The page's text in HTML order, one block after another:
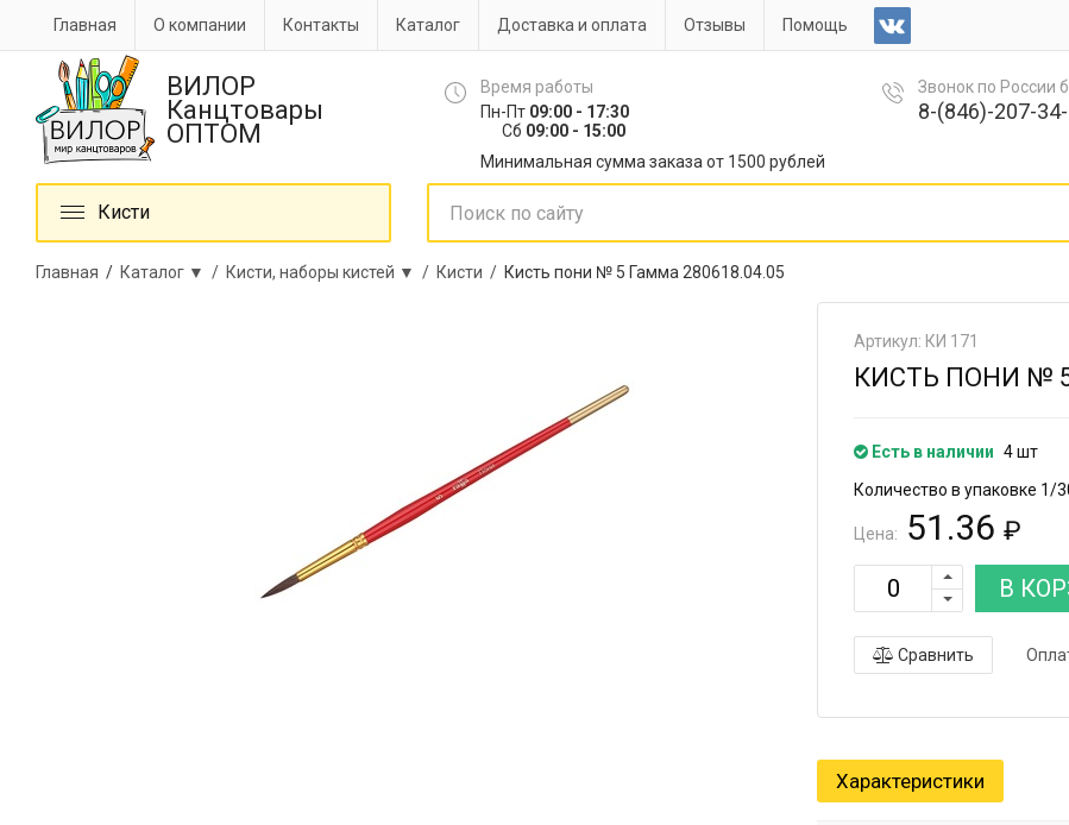
Главная О компании Контакты Каталог Доставка и оплата Отзывы Помощь
ВИЛОР
Канцтовары
ОПТОМ
Время работы
Пн-Пт 09:00 - 17:30
Сб 09:00 - 15:00
Минимальная сумма заказа от 1500 рублей
Звонок по России
8-(846)-207-
Кисти
Главная / Каталог ▼ / Кисти, наборы кистей ▼ / Кисти / Кисть пони № 5 Гамма 280618.04.05
Артикул: КИ 171
КИСТЬ ПОНИ №
Есть в наличии 4 шт
Количество в упаковке 1/
Цена: 51.36 ₽
В
Сравнить
Характеристики